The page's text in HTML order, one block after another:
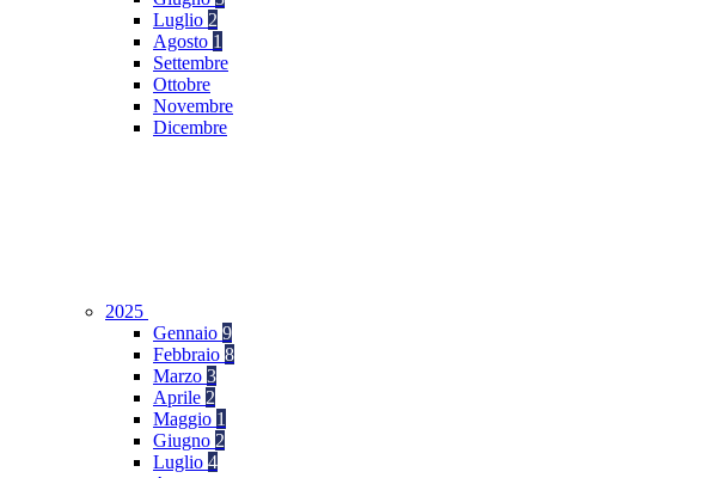
Luglio 2
Agosto 1
Settembre
Ottobre
Novembre
Dicembre
2025
Gennaio 9
Febbraio 8
Marzo 3
Aprile 2
Maggio 1
Giugno 2
Luglio 4